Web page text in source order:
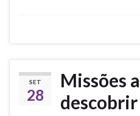
SET
28
Missões